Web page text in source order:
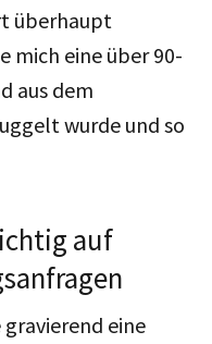
überhaupt
mich eine über 90-
aus dem
wurde und so
auf
eine